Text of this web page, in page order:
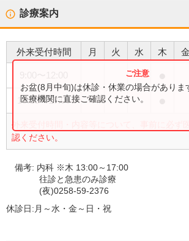
診療案内
外来受付時間 月 火 水 木 金
13:00〜17:00
外来受付時間・内容等について、事前に必ず
認ください。
お盆(8月中旬)は休診・休業の場合がありま
医療機関に直接ご確認ください。
備考: 内科 ※木 13:00～17:00
往診と急患のみ診療
(夜)0258-59-2376
休診日: 月～水・金～日・祝